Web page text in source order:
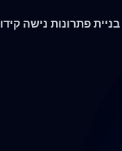
בניית פתרונות נישה